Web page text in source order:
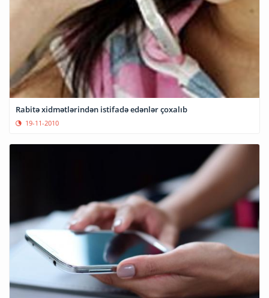
Rabitə xidmətlərindən istifadə edənlər çoxalıb
19-11-2010